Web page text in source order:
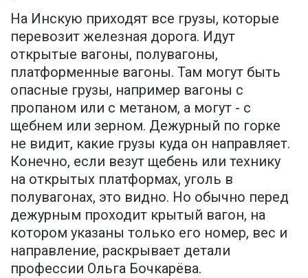
На Инскую приходят все грузы, которые
перевозит железная дорога. Идут
открытые вагоны, полувагоны,
платформенные вагоны. Там могут быть
опасные грузы, например вагоны с
пропаном или с метаном, а могут - с
щебнем или зерном. Дежурный по горке
не видит, какие грузы куда он направляет.
Конечно, если везут щебень или технику
на открытых платформах, уголь в
полувагонах, это видно. Но обычно перед
дежурным проходит крытый вагон, на
котором указаны только его номер, вес и
направление, раскрывает детали
профессии Ольга Бочкарёва.